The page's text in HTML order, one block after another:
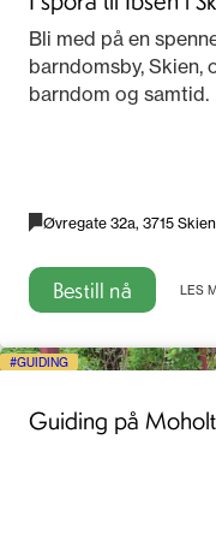
Bli med på en
barndomsby, Skien,
barndom og samtid.
Øvregate 32a, 3715 Skien
Bestill nå LES
GUIDING
Guiding på